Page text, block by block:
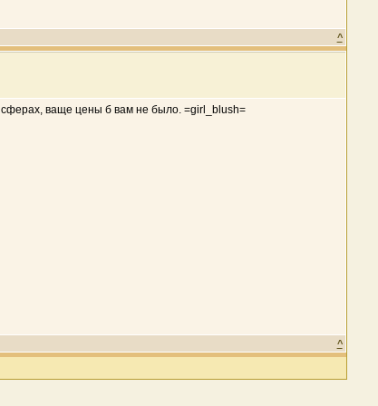
^
ваще цены б вам не было. =girl_blush=
^